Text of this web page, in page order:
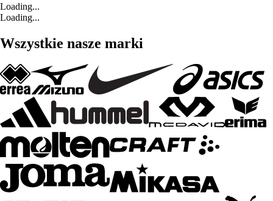
Loading...
Loading...
Wszystkie nasze marki